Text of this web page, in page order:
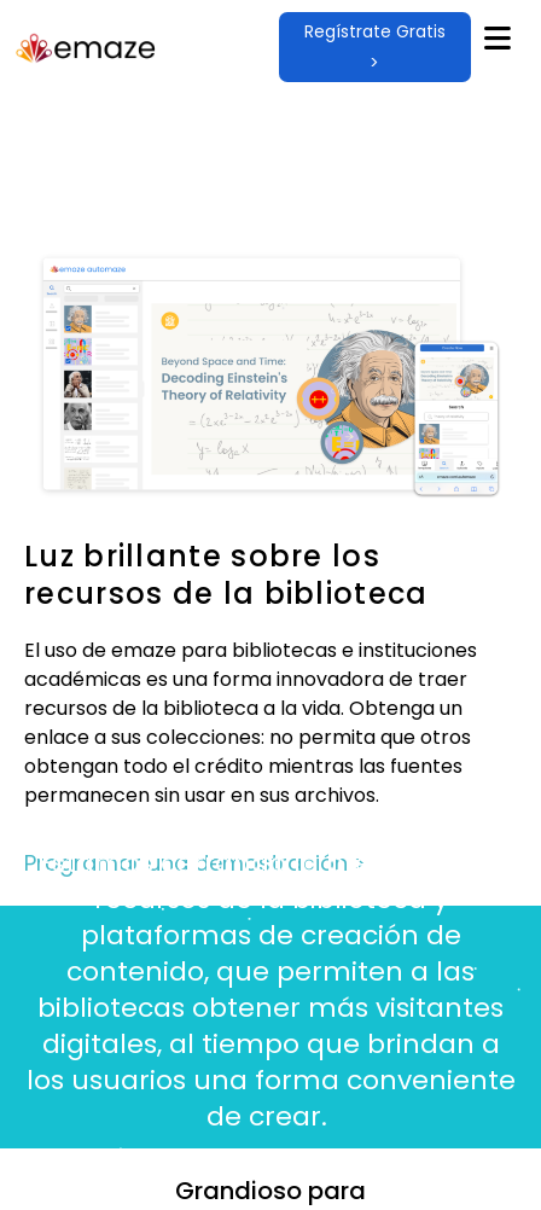
Regístrate Gratis
>
Luz brillante sobre los
recursos de la biblioteca
El uso de emaze para bibliotecas e instituciones
académicas es una forma innovadora de traer
recursos de la bibliotecaa la vida. Obtenga un
enlace a sus colecciones: no permita que otros
obtengan todo el crédito mientras las fuentes
permanecen sin usar en sus archivos.
Programar una demostración >
Estamos cerrando la brecha entre
recursos de la bibliotecay
plataformas de creación de
contenido, que permiten a las
bibliotecas obtener más visitantes
digitales, al tiempo que brindan a
los usuarios una forma conveniente
de crear.
Grandioso para
Observe cómo su obra
maestra de narración digital
cobra vida, diseñada sin